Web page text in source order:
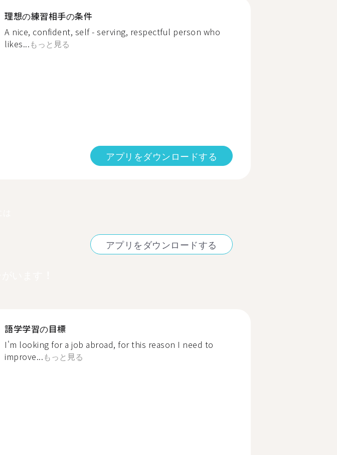
理想の練習相手の条件
A nice, confident, self - serving, respectful person who
likes...もっと見る
アプリをダウンロードする
アプリをダウンロードする
語学学習の目標
I'm looking for a job abroad, for this reason I need to
improve...もっと見る